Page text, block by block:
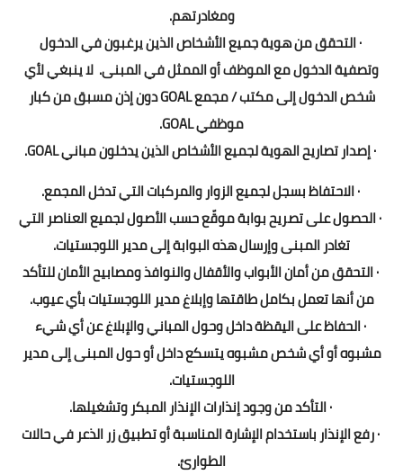
ومغادرتهم.
· التحقق من هوية جميع الأشخاص الذين يرغبون في الدخول
وتصفية الدخول مع الموظف أو الممثل في المبنى. لا ينبغي لأي
شخص الدخول إلى مكتب / مجمع GOAL دون إذن مسبق من كبار
موظفي GOAL.
· إصدار تصاريح الهوية لجميع الأشخاص الذين يدخلون مباني GOAL.
· الاحتفاظ بسجل لجميع الزوار والمركبات التي تدخل المجمع.
· الحصول على تصريح بوابة موقّع حسب الأصول لجميع العناصر التي
تغادر المبنى وإرسال هذه البوابة إلى مدير اللوجستيات.
· التحقق من أمان الأبواب والأقفال والنوافذ ومصابيح الأمان للتأكد
من أنها تعمل بكامل طاقتها وإبلاغ مدير اللوجستيات بأي عيوب.
· الحفاظ على اليقظة داخل وحول المباني والإبلاغ عن أي شيء
مشبوه أو أي شخص مشبوه يتسكع داخل أو حول المبنى إلى مدير
اللوجستيات.
· التأكد من وجود إنذارات الإنذار المبكر وتشغيلها.
· رفع الإنذار باستخدام الإشارة المناسبة أو تطبيق زر الذعر في حالات
الطوارئ.